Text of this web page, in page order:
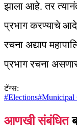
झाला आहे. तर
प्रभाग करण्याचे
रचना अद्याप
प्रभाग रचना
टॅग्स:
#Elections#Municipal
आणखी संबंधित